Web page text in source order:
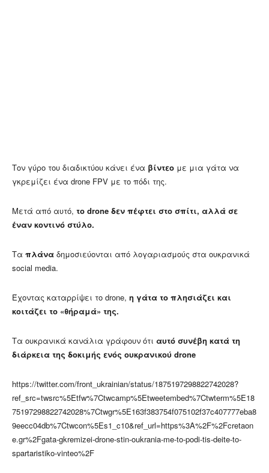
Τον γύρο του διαδικτύου κάνει ένα βίντεο με μια γάτα να
γκρεμίζει ένα drone FPV με το πόδι της.
Μετά από αυτό, το drone δεν πέφτει στο σπίτι, αλλά σε
έναν κοντινό στύλο.
Τα πλάνα δημοσιεύονται από λογαριασμούς στα ουκρανικά
social media.
Έχοντας καταρρίψει το drone, η γάτα το πλησιάζει και
κοιτάζει το «θήραμά» της.
Τα ουκρανικά κανάλια γράφουν ότι αυτό συνέβη κατά τη
διάρκεια της δοκιμής ενός ουκρανικού drone
https://twitter.com/front_ukrainian/status/1875197298822742028?
ref_src=twsrc%5Etfw%7Ctwcamp%5Etweetembed%7Ctwterm%5E18
75197298822742028%7Ctwgr%5E163f383754f075102f37c407777eba8
9eecc04db%7Ctwcon%5Es1_c10&ref_url=https%3A%2F%2Fcretaon
e.gr%2Fgata-gkremizei-drone-stin-oukrania-me-to-podi-tis-deite-to-
spartaristiko-vinteo%2F